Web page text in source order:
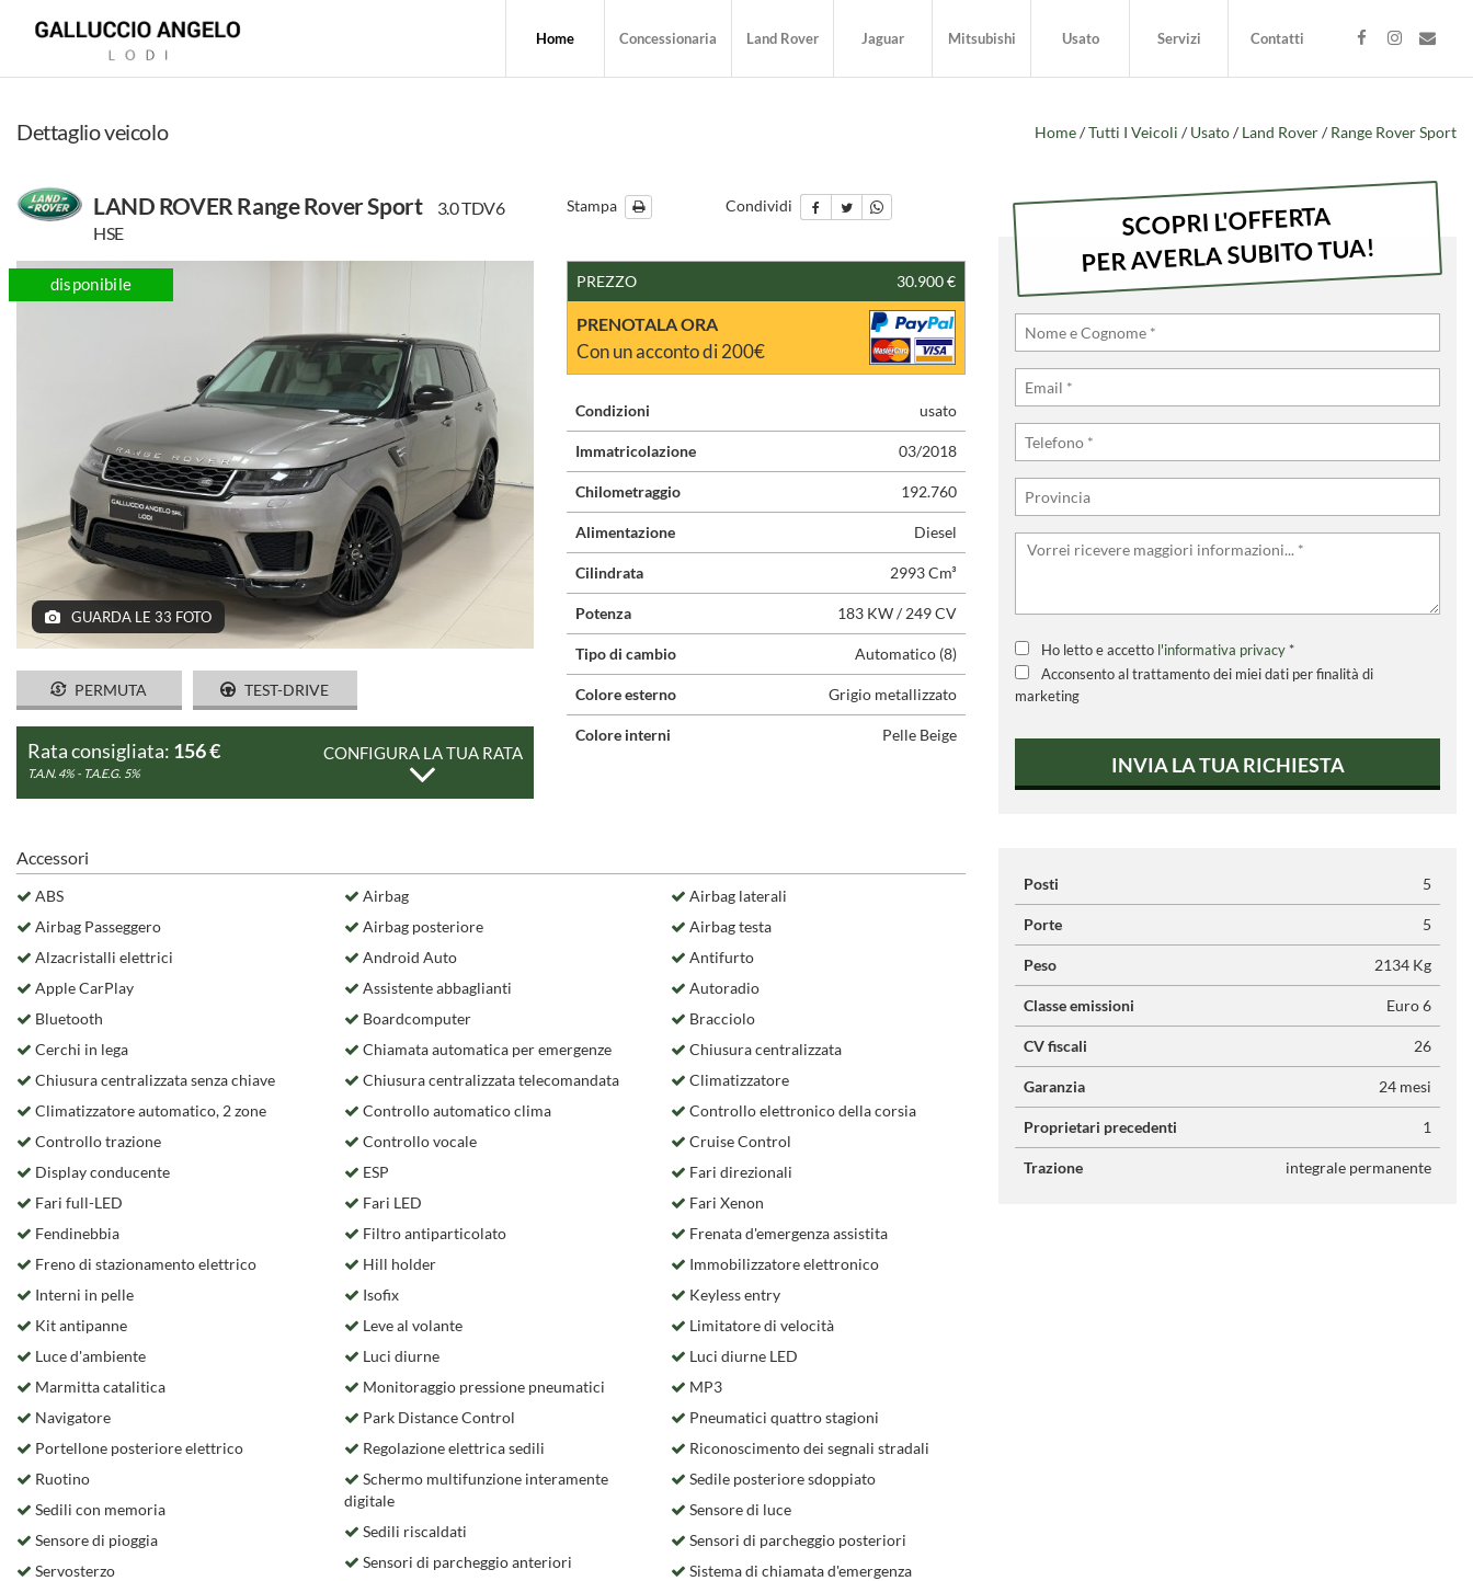
Home Concessionaria Land Rover Jaguar Mitsubishi Usato Servizi Contatti
HOME
CONCESSIONARIA
LAND
MITSUBISHI
USATO
SERVIZI
CONTATTI
Dettaglio veicolo Home/Tutti I Veicoli /Usato/Land Rover/Range Rover Sport
LAND ROVER Range Rover Sport
3.0 TDV6
HSE
Stampa Condividi
disponibile
GUARDA LE 33 FOTO
PERMUTA TEST-DRIVE
Rata consigliata: 156 €
T.A.N. 4% - T.A.E.G. 5%
CONFIGURA LA TUA RATA
PREZZO 30.900 €
PRENOTALA ORA
Con un acconto di 200€
Condizioni usato
Immatricolazione 03/2018
Chilometraggio 192.760
Alimentazione Diesel
Cilindrata 2993 Cm³
Potenza 183 KW / 249 CV
Tipo di cambio Automatico (8)
Colore esterno Grigio metallizzato
Colore interni Pelle Beige
SCOPRI L'OFFERTA
PER AVERLA SUBITO TUA!
Ho letto e accetto l'informativa privacy *
Acconsento al trattamento dei miei dati per finalità di
marketing
INVIA LA TUA RICHIESTA
Accessori
ABS
Airbag Passeggero
Alzacristalli elettrici
Apple CarPlay
Bluetooth
Cerchi in lega
Chiusura centralizzata senza chiave
Climatizzatore automatico, 2 zone
Controllo trazione
Display conducente
Fari full-LED
Fendinebbia
Freno di stazionamento elettrico
Interni in pelle
Kit antipanne
Luce d'ambiente
Marmitta catalitica
Navigatore
Portellone posteriore elettrico
Ruotino
Sedili con memoria
Sensore di pioggia
Servosterzo
Airbag
Airbag posteriore
Android Auto
Assistente abbaglianti
Boardcomputer
Chiamata automatica per emergenze
Chiusura centralizzata telecomandata
Controllo automatico clima
Controllo vocale
ESP
Fari LED
Filtro antiparticolato
Hill holder
Isofix
Leve al volante
Luci diurne
Monitoraggio pressione pneumatici
Park Distance Control
Regolazione elettrica sedili
Schermo multifunzione interamente
digitale
Sedili riscaldati
Sensori di parcheggio anteriori
Airbag laterali
Airbag testa
Antifurto
Autoradio
Bracciolo
Chiusura centralizzata
Climatizzatore
Controllo elettronico della corsia
Cruise Control
Fari direzionali
Fari Xenon
Frenata d'emergenza assistita
Immobilizzatore elettronico
Keyless entry
Limitatore di velocità
Luci diurne LED
MP3
Pneumatici quattro stagioni
Riconoscimento dei segnali stradali
Sedile posteriore sdoppiato
Sensore di luce
Sensori di parcheggio posteriori
Sistema di chiamata d'emergenza
Posti 5
Porte 5
Peso 2134 Kg
Classe emissioni Euro 6
CV fiscali 26
Garanzia 24 mesi
Proprietari precedenti 1
Trazione integrale permanente